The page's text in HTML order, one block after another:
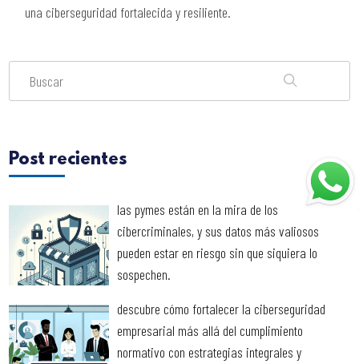
una ciberseguridad fortalecida y resiliente.
Post recientes
las pymes están en la mira de los
cibercriminales, y sus datos más valiosos
pueden estar en riesgo sin que siquiera lo
sospechen.
descubre cómo fortalecer la ciberseguridad
empresarial más allá del cumplimiento
normativo con estrategias integrales y